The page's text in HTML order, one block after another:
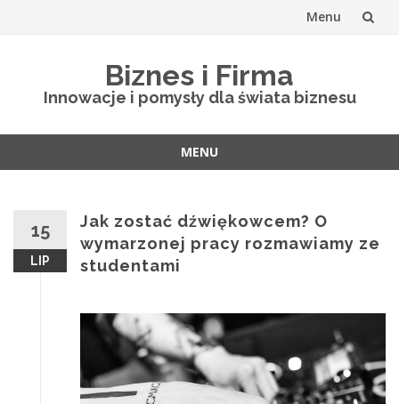
Menu
Biznes i Firma
Innowacje i pomysły dla świata biznesu
MENU
15
LIP
Jak zostać dźwiękowcem? O
wymarzonej pracy rozmawiamy ze
studentami